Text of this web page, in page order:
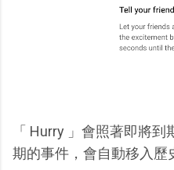
「 Hurry 」會照著即將
期的事件，會自動移入歷